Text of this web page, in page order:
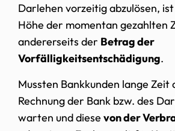
Darlehen vorzeitig abzulösen,
Höhe der momentan gezahlten
andererseits der Betrag der
Vorfälligkeitsentschädigung.
Mussten Bankkunden lange Zeit
Rechnung der Bank bzw. des
warten und diese von der